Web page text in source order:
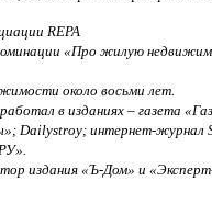
REPA
«Про жилую
около восьми лет.
в изданиях – газета
Dailystroy; интернет-журнал
издания «Ъ-Дом» и